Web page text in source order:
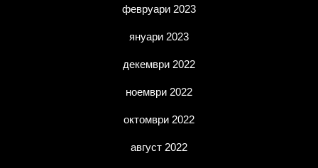
февруари 2023
януари 2023
декември 2022
ноември 2022
октомври 2022
август 2022